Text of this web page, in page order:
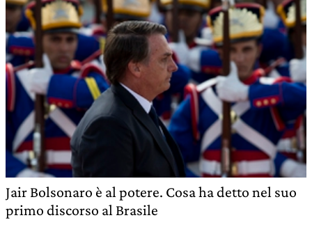
Jair Bolsonaro è al potere. Cosa ha detto nel suo
primo discorso al Brasile